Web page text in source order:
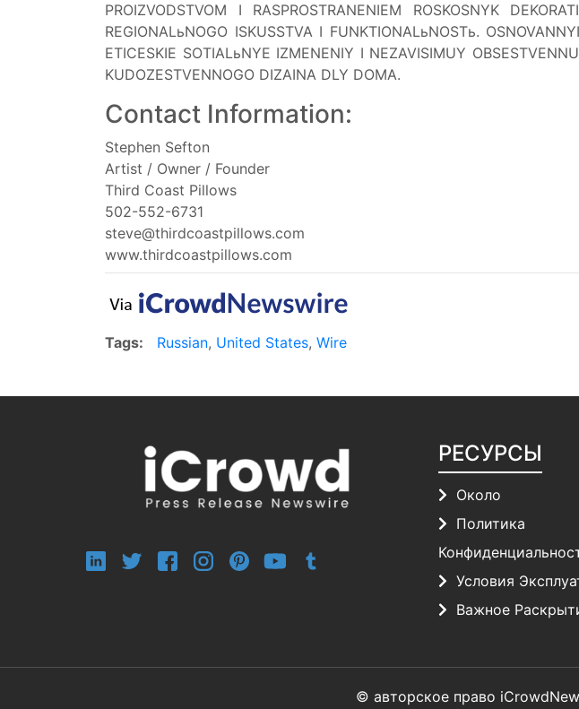
PROIZVODSTVOM I RASPROSTRANENIEM ROSKOSNYK
REGIONALьNOGO ISKUSSTVA I FUNKTIONALьNOSTь.
ETICESKIE SOTIALьNYE IZMENENIY I NEZAVISIMUY
KUDOZESTVENNOGO DIZAINA DLY DOMA.
Contact Information:
Stephen Sefton
Artist / Owner / Founder
Third Coast Pillows
502-552-6731
steve@thirdcoastpillows.com
www.thirdcoastpillows.com
Tags:
Russian, United States, Wire
РЕСУРСЫ
Около
Политика
Условия
Важное
© авторское право